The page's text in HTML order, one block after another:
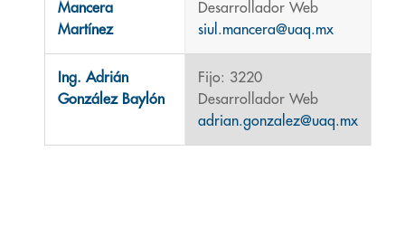
Mancera
Martínez
Desarrollador Web
siul.mancera@uaq.mx
Ing. Adrián
González Baylón
Fijo: 3220
Desarrollador Web
adrian.gonzalez@uaq.mx